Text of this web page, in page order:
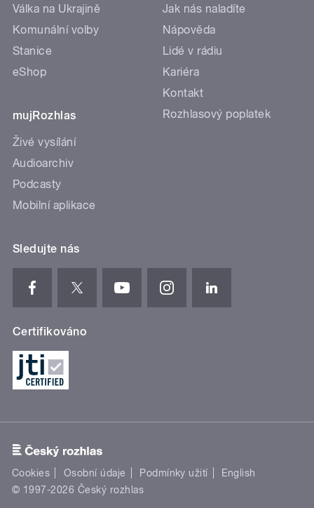
Válka na Ukrajině
Komunální volby
Stanice
eShop
mujRozhlas
Živé vysílání
Audioarchiv
Podcasty
Mobilní aplikace
Jak nás naladíte
Nápověda
Lidé v rádiu
Kariéra
Kontakt
Rozhlasový poplatek
Sledujte nás
Certifikováno
Cookies Osobní údaje Podmínky užití
English
© 1997-2026 Český rozhlas